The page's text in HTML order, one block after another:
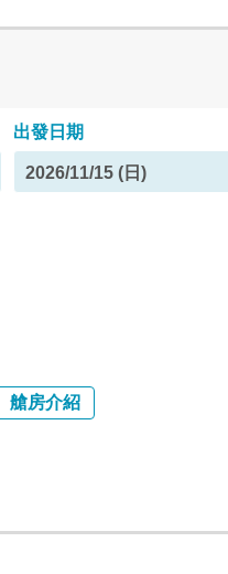
出發日期
2026/11/15 (日)
艙房介紹